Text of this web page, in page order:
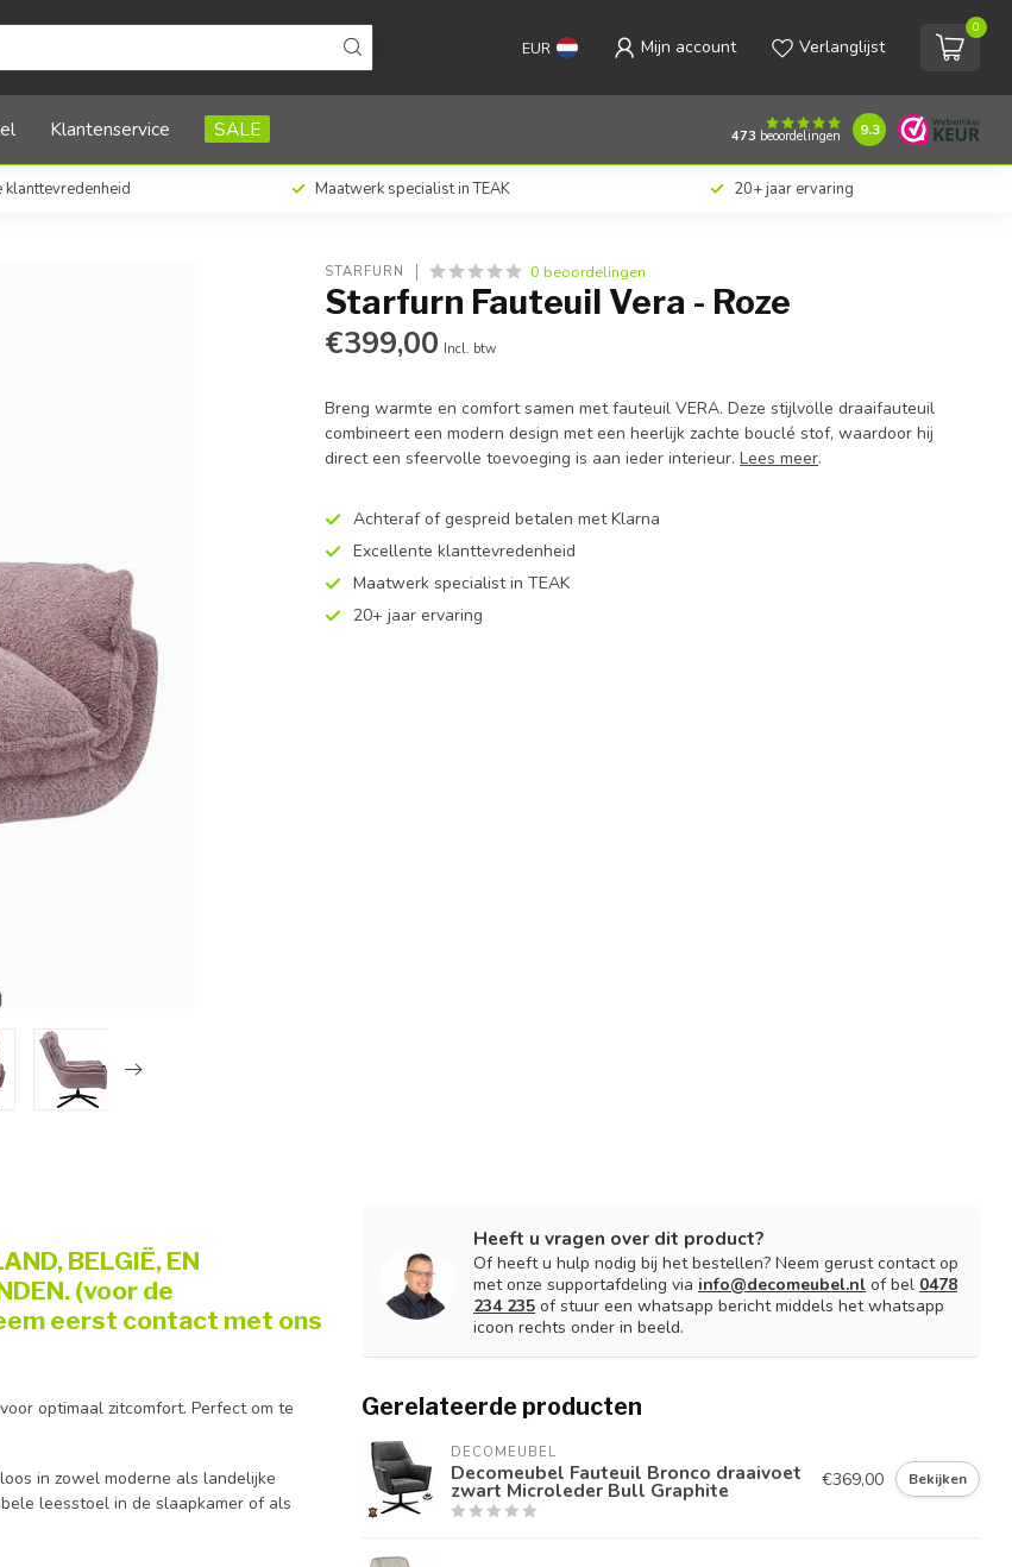
EUR Mijn account Verlanglijst
0
Klantenservice SALE 473 beoordelingen 9.3
klanttevredenheid Maatwerk specialist in TEAK 20+ jaar ervaring
STARFURN 0 beoordelingen
Starfurn Fauteuil Vera - Roze
€399,00 Incl. btw
Breng warmte en comfort samen met fauteuil VERA. Deze stijlvolle draaifauteuil
combineert een modern design met een heerlijk zachte bouclé stof, waardoor hij
direct een sfeervolle toevoeging is aan ieder interieur.Lees meer.
Achteraf of gespreid betalen met Klarna
Excellente klanttevredenheid
Maatwerk specialist in TEAK
20+ jaar ervaring
BELGIË, EN
(voor de
eerst contact met ons
optimaal zitcomfort. Perfect om te
in zowel moderne als landelijke
leesstoel in de slaapkamer of als
Heeft u vragen over dit product?
Of heeft u hulp nodig bij het bestellen? Neem gerust contact op
met onze supportafdeling via info@decomeubel.nl of bel 0478
234 235 of stuur een whatsapp bericht middels het whatsapp
icoon rechts onder in beeld.
Gerelateerde producten
DECOMEUBEL
Decomeubel Fauteuil Bronco draaivoet
zwart Microleder Bull Graphite €369,00 Bekijken